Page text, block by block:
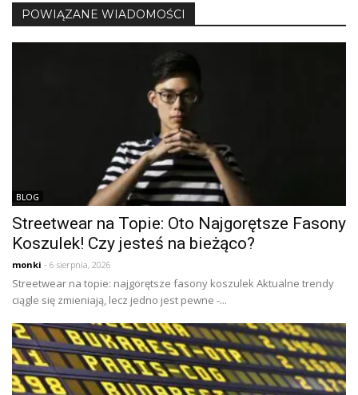
POWIĄZANE WIADOMOŚCI
BLOG
Streetwear na Topie: Oto Najgorętsze Fasony
Koszulek! Czy jesteś na bieżąco?
monki - 6 sierpnia, 2026
Streetwear na topie: najgorętsze fasony koszulek Aktualne trendy
ciągle się zmieniają, lecz jedno jest pewne -...